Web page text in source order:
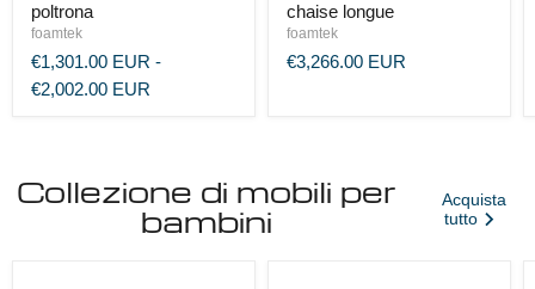
poltrona
foamtek
€1,301.00 EUR -
€2,002.00 EUR
chaise longue
foamtek
€3,266.00 EUR
Collezione di mobili per
bambini
Acquista
tutto